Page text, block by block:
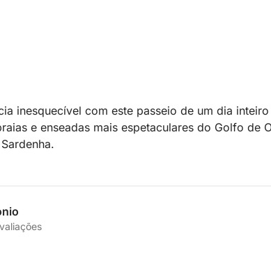
inesquecível com este passeio de um dia
e enseadas mais espetaculares do Golfo de
uma costa selvagem e intocada, caracterizada
Cala Luna, Cala Mariolu, Cala dei Gabbiani
acessíveis principalmente por mar.